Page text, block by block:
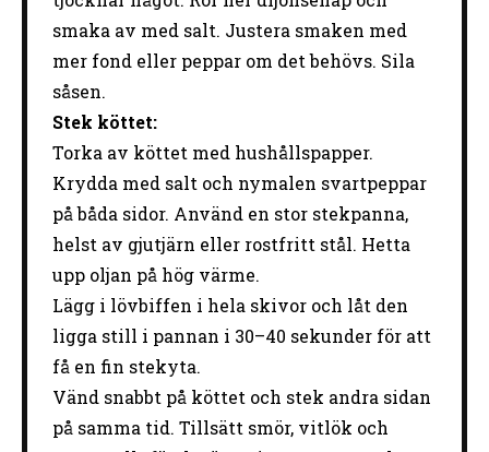
smaka av med salt. Justera smaken med
mer fond eller peppar om det behövs. Sila
såsen.
Stek köttet:
Torka av köttet med hushållspapper.
Krydda med salt och nymalen svartpeppar
på båda sidor. Använd en stor stekpanna,
helst av gjutjärn eller rostfritt stål. Hetta
upp oljan på hög värme.
Lägg i lövbiffen i hela skivor och låt den
ligga still i pannan i 30–40 sekunder för att
få en fin stekyta.
Vänd snabbt på köttet och stek andra sidan
på samma tid. Tillsätt smör, vitlök och